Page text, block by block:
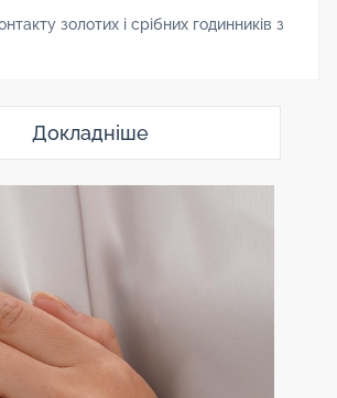
золотих і срібних годинників з
Докладніше